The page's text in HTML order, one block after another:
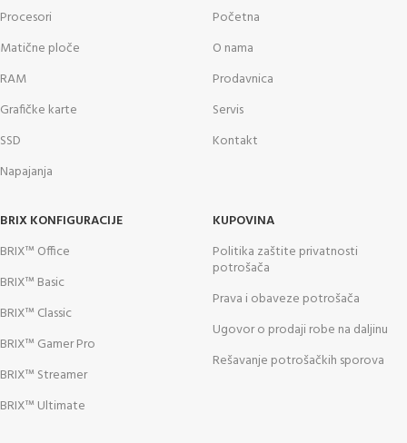
Procesori
Matične ploče
RAM
Grafičke karte
SSD
Napajanja
Početna
O nama
Prodavnica
Servis
Kontakt
BRIX KONFIGURACIJE
BRIX™ Office
BRIX™ Basic
BRIX™ Classic
BRIX™ Gamer Pro
BRIX™ Streamer
BRIX™ Ultimate
KUPOVINA
Politika zaštite privatnosti
potrošača
Prava i obaveze potrošača
Ugovor o prodaji robe na daljinu
Rešavanje potrošačkih sporova